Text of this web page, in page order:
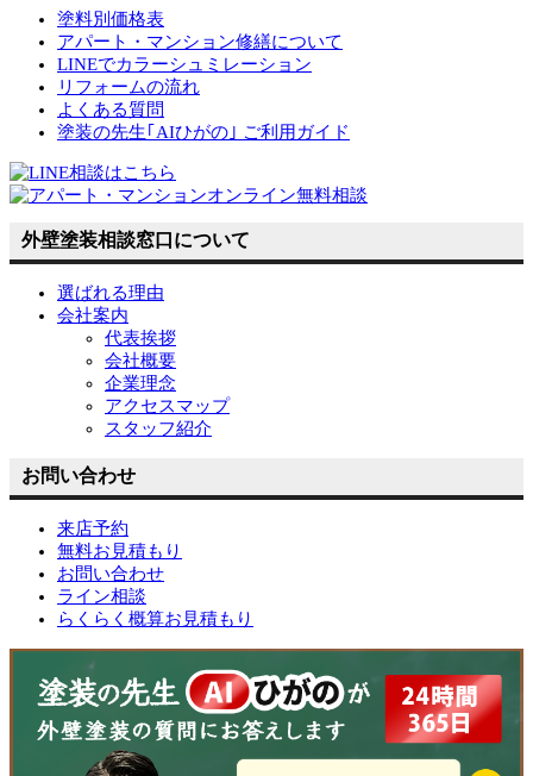
塗料別価格表
アパート・マンション修繕について
LINEでカラーシュミレーション
リフォームの流れ
よくある質問
塗装の先生｢AIひがの｣ ご利用ガイド
外壁塗装相談窓口について
選ばれる理由
会社案内
代表挨拶
会社概要
企業理念
アクセスマップ
スタッフ紹介
お問い合わせ
来店予約
無料お見積もり
お問い合わせ
ライン相談
らくらく概算お見積もり